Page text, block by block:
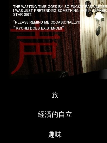
旅
経済的自立
趣味